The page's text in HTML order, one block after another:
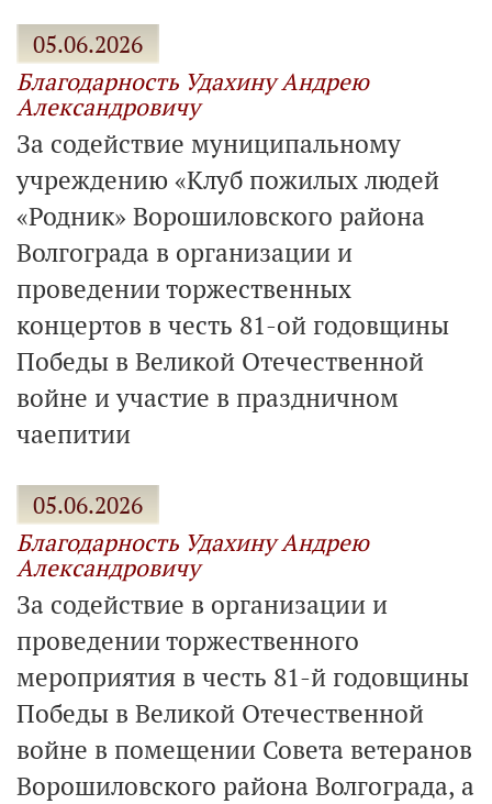
05.06.2026
Благодарность Удахину Андрею
Александровичу
За содействие муниципальному
учреждению «Клуб пожилых людей
«Родник» Ворошиловского района
Волгограда в организации и
проведении торжественных
концертов в честь 81-ой годовщины
Победы в Великой Отечественной
войне и участие в праздничном
чаепитии
05.06.2026
Благодарность Удахину Андрею
Александровичу
За содействие в организации и
проведении торжественного
мероприятия в честь 81-й годовщины
Победы в Великой Отечественной
войне в помещении Совета ветеранов
Ворошиловского района Волгограда, а